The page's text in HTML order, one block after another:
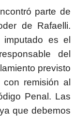
parte de
de Rafaelli.
es el
del
previsto
remisión al
Penal. Las
que debemos